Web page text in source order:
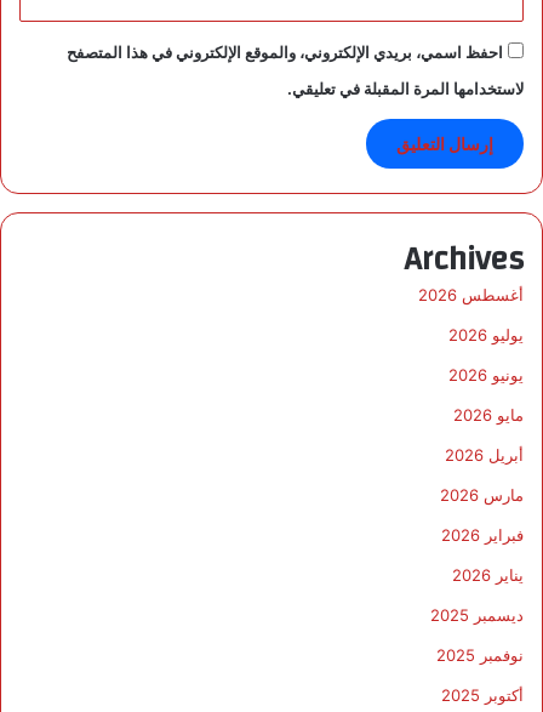
احفظ اسمي، بريدي الإلكتروني، والموقع الإلكتروني في هذا المتصفح
لاستخدامها المرة المقبلة في تعليقي.
Archives
أغسطس 2026
يوليو 2026
يونيو 2026
مايو 2026
أبريل 2026
مارس 2026
فبراير 2026
يناير 2026
ديسمبر 2025
نوفمبر 2025
أكتوبر 2025